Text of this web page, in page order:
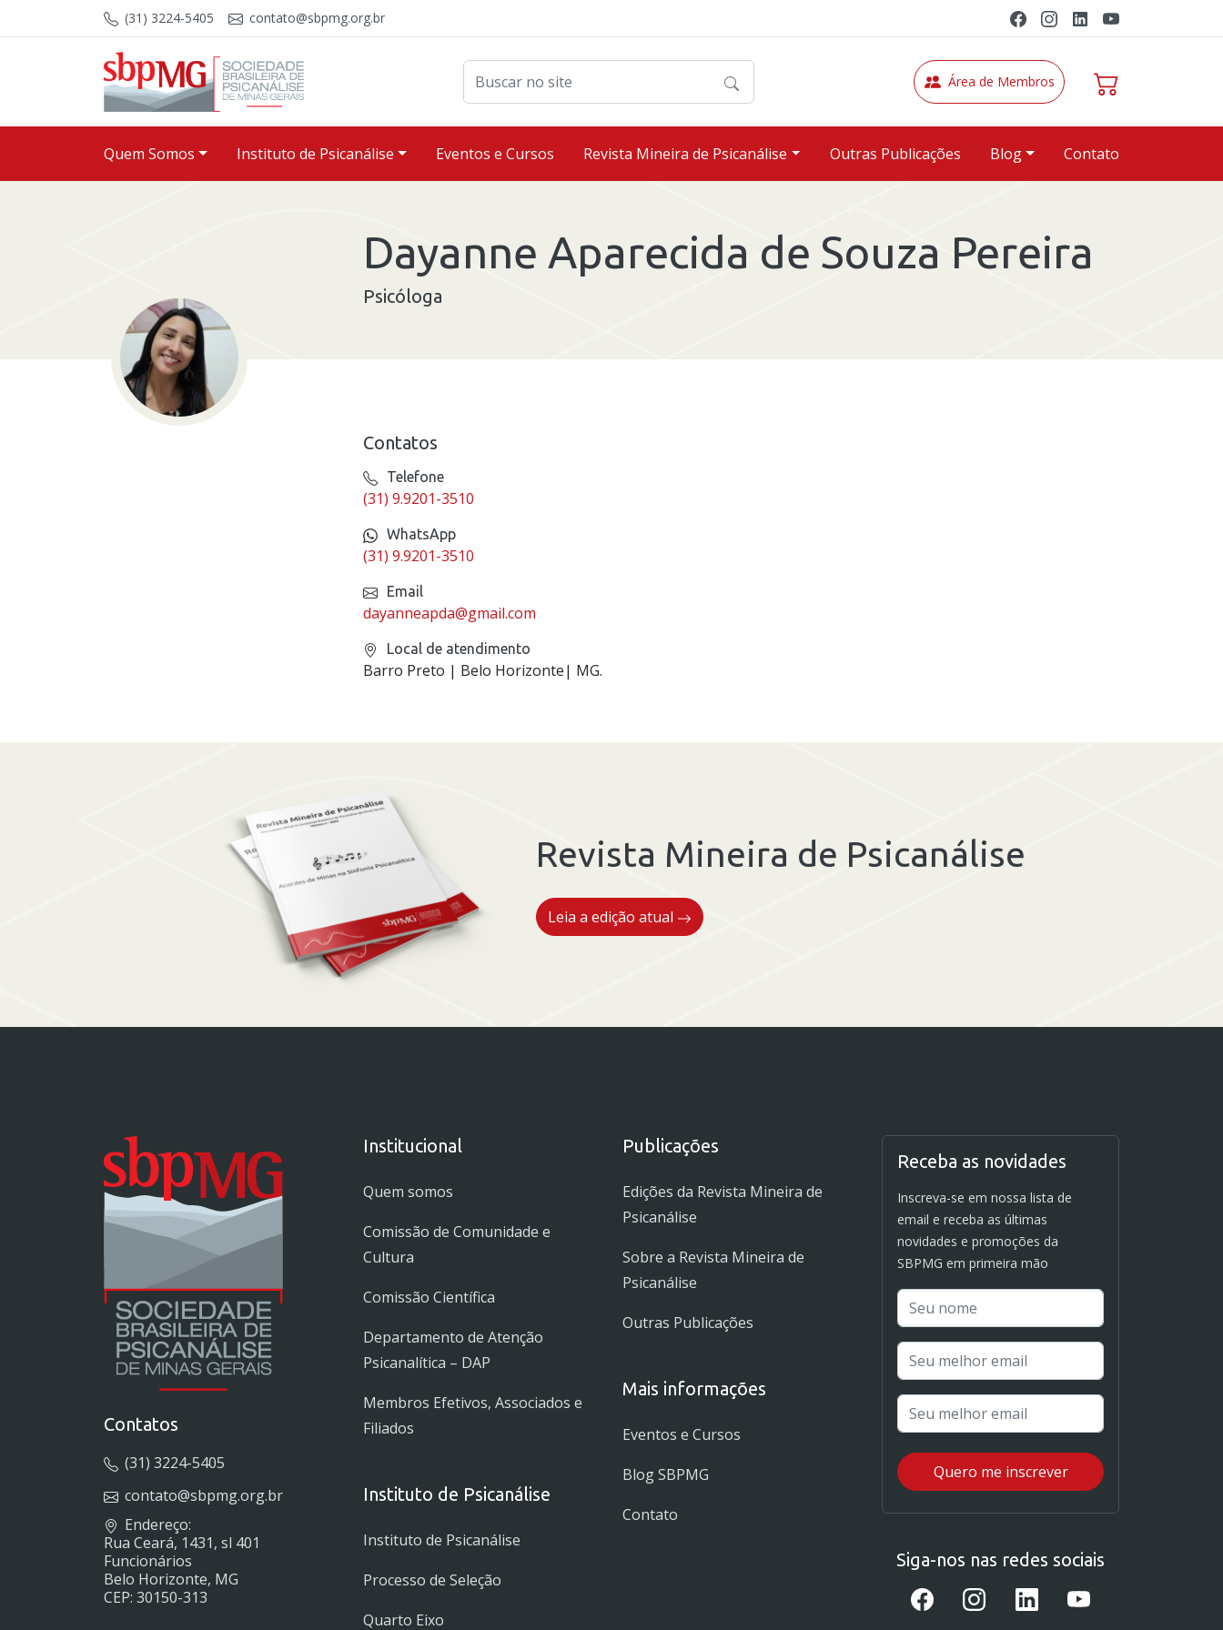
(31) 3224-5405 contato@sbpmg.org.br
Buscar no site Área de Membros
Quem Somos Instituto de Psicanálise Eventos e Cursos Revista Mineira de Psicanálise Outras Publicações Blog Contato
Dayanne Aparecida de Souza Pereira
Psicóloga
Contatos
Telefone
(31) 9.9201-3510
WhatsApp
(31) 9.9201-3510
Email
dayanneapda@gmail.com
Local de atendimento
Barro Preto | Belo Horizonte| MG.
Revista Mineira de Psicanálise
Leia a edição atual
Contatos
(31) 3224-5405
contato@sbpmg.org.br
Endereço:
Rua Ceará, 1431, sl 401
Funcionários
Belo Horizonte, MG
CEP: 30150-313
Institucional
Quem somos
Comissão de Comunidade e
Cultura
Comissão Científica
Departamento de Atenção
Psicanalítica – DAP
Membros Efetivos, Associados e
Filiados
Instituto de Psicanálise
Instituto de Psicanálise
Processo de Seleção
Quarto Eixo
Publicações
Edições da Revista Mineira de
Psicanálise
Sobre a Revista Mineira de
Psicanálise
Outras Publicações
Mais informações
Eventos e Cursos
Blog SBPMG
Contato
Receba as novidades
Inscreva-se em nossa lista de
email e receba as últimas
novidades e promoções da
SBPMG em primeira mão
Siga-nos nas redes sociais